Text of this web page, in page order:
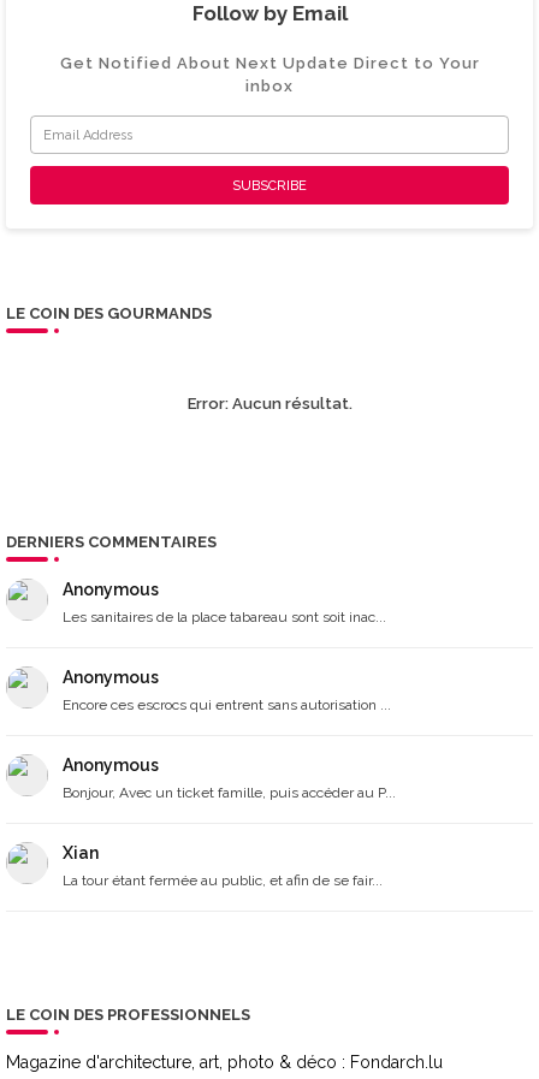
Follow by Email
Get Notified About Next Update Direct to Your
inbox
LE COIN DES GOURMANDS
Error:Aucun résultat.
DERNIERS COMMENTAIRES
Anonymous
Les sanitaires de la place tabareau sont soit inac...
Anonymous
Encore ces escrocs qui entrent sans autorisation ...
Anonymous
Bonjour, Avec un ticket famille, puis accéder au P...
Xian
La tour étant fermée au public, et afin de se fair...
LE COIN DES PROFESSIONNELS
Magazine d'architecture, art, photo & déco : Fondarch.lu